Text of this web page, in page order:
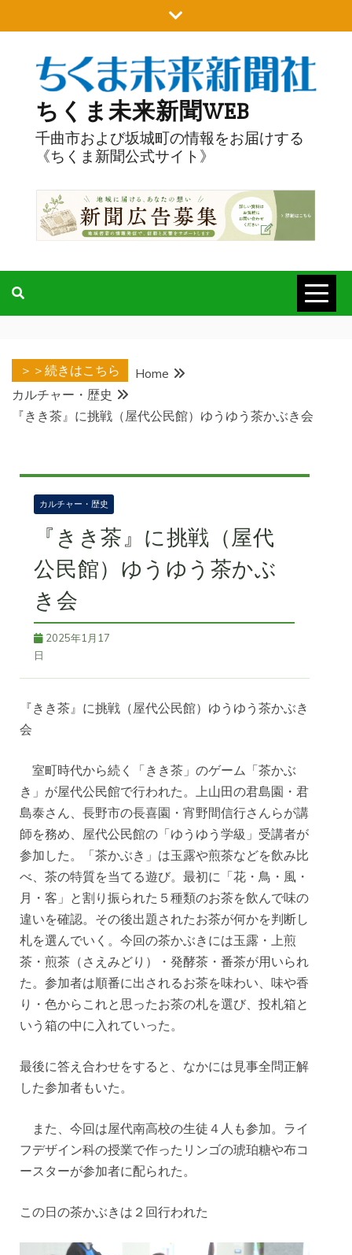
to
ちくま未来新聞WEB
千曲市および坂城町の情報をお届けする
《ちくま新聞公式サイト》
＞＞続きはこちら
Home
カルチャー・歴史
『きき茶』に挑戦（屋代公民館）ゆうゆう茶かぶき会
カルチャー・歴史
『きき茶』に挑戦（屋代
公民館）ゆうゆう茶かぶ
き会
2025年1月17
日
『きき茶』に挑戦（屋代公民館）ゆうゆう茶かぶき
会
室町時代から続く「きき茶」のゲーム「茶かぶ
き」が屋代公民館で行われた。上山田の君島園・君
島泰さん、長野市の長喜園・宵野間信行さんらが講
師を務め、屋代公民館の「ゆうゆう学級」受講者が
参加した。「茶かぶき」は玉露や煎茶などを飲み比
べ、茶の特質を当てる遊び。最初に「花・鳥・風・
月・客」と割り振られた５種類のお茶を飲んで味の
違いを確認。その後出題されたお茶が何かを判断し
札を選んでいく。今回の茶かぶきには玉露・上煎
茶・煎茶（さえみどり）・発酵茶・番茶が用いられ
た。参加者は順番に出されるお茶を味わい、味や香
り・色からこれと思ったお茶の札を選び、投札箱と
いう箱の中に入れていった。
最後に答え合わせをすると、なかには見事全問正解
した参加者もいた。
また、今回は屋代南高校の生徒４人も参加。ライ
フデザイン科の授業で作ったリンゴの琥珀糖や布コ
ースターが参加者に配られた。
この日の茶かぶきは２回行われた